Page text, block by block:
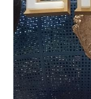
るライセンス契
1998年10月、大
スタジオ・ジャパ
2001年1月、本店
2001年3月、テー
ジャパン(R)」開